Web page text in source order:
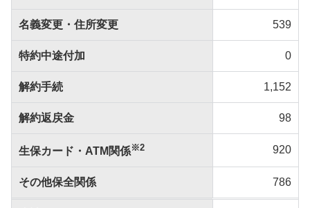
名義変更・住所変更 539
特約中途付加 0
解約手続 1,152
解約返戻金 98
生保カード・ATM関係※2 920
その他保全関係 786